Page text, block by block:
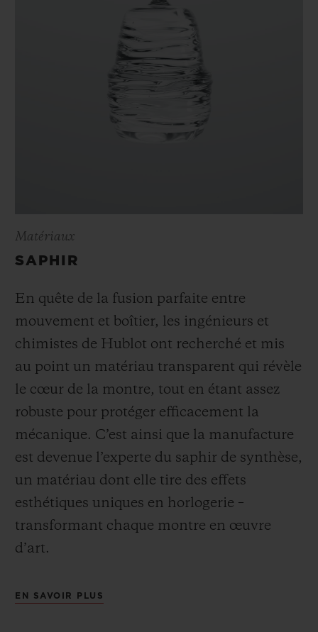
Matériaux
SAPHIR
En quête de la fusion parfaite entre
mouvement et boîtier, les ingénieurs et
chimistes de Hublot ont recherché et mis
au point un matériau transparent qui révèle
le cœur de la montre, tout en étant assez
robuste pour protéger efficacement la
mécanique. C’est ainsi que la manufacture
est devenue l’experte du saphir de synthèse,
un matériau dont elle tire des effets
esthétiques uniques en horlogerie –
transformant chaque montre en œuvre
d’art.
EN SAVOIR PLUS